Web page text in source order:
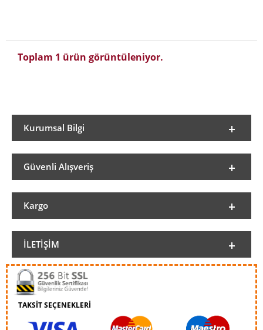
Toplam 1 ürün görüntüleniyor.
Kurumsal Bilgi
Güvenli Alışveriş
Kargo
İLETIŞIM
TAKSİT SEÇENEKLERİ